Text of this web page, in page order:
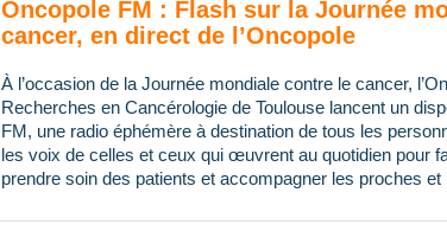
Oncopole FM : Flash sur la Journée
cancer, en direct de l’Oncopole
À l’occasion de la Journée mondiale contre le cancer,
Recherches en Cancérologie de Toulouse lancent un
FM, une radio éphémère à destination de tous les
les voix de celles et ceux qui œuvrent au quotidien pour
prendre soin des patients et accompagner les proches et